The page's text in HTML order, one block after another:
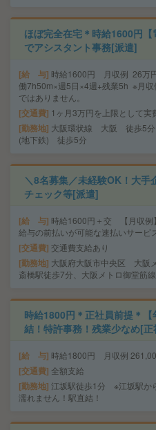
ほぼ完全在宅＊時給1600円
でアシスタント事務[派遣]
給 与 時給1600円 月収例 26万
働7h50m×週5日×4週+残業5h ※月収
ではありません。
交通費 1ヶ月3万円を上限として実
勤務地 大阪環状線 大阪 徒歩5
(地下鉄) 徒歩5分
＼8名募集／未経験OK！大手
チェック等[派遣]
給 与 時給1600円＋交 【月収
給与の前払いが可能な速払いサービ
交通費 交通費支給あり
勤務地 大阪府大阪市中央区 大阪
斎橋駅徒歩7分、大阪メトロ御堂筋
時給1800円＊正社員前提＊
結！特許事務！残業少なめ[
給 与 時給1800円 月収例
交通費 全額支給
勤務地 江坂駅徒歩1分 ※江坂駅か
濡れません！駅直結！